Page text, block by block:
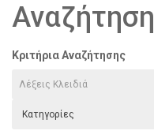
Αναζήτηση
Κριτήρια Αναζήτησης